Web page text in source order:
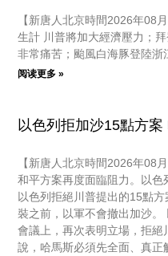
【新唐人北京時間2026年08
生計 川普將加大經濟壓力；
非常痛苦；颱風白海豚登陸浙
阅读更多 »
以色列拒加沙15點方
【新唐人北京時間2026年08
和平方案再度面臨阻力。以色
以色列拒絕川普提出的15點
裝之前，以軍不會撤出加沙
會議上，再次表明立場，拒
說，哈馬斯必須先全面、真